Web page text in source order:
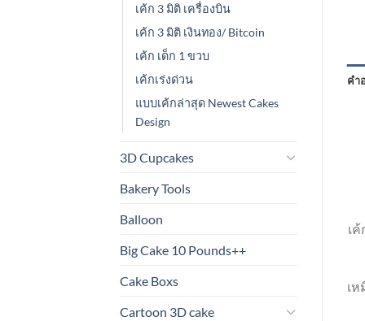
เค้ก 3 มิติ เครื่องบิน
เค้ก 3 มิติ เงินทอง/ Bitcoin
เค้ก เด็ก 1 ขวบ
เค้กเร่งด่วน
แบบเค้กล่าสุด Newest Cakes
Design
3D Cupcakes
Bakery Tools
Balloon
Big Cake 10 Pounds++
Cake Boxs
Cartoon 3D cake
คำ
เ
เ